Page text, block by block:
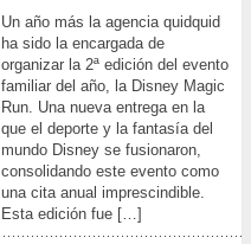
Un año más la agencia quidquid
ha sido la encargada de
organizar la 2ª edición del evento
familiar del año, la Disney Magic
Run. Una nueva entrega en la
que el deporte y la fantasía del
mundo Disney se fusionaron,
consolidando este evento como
una cita anual imprescindible.
Esta edición fue […]